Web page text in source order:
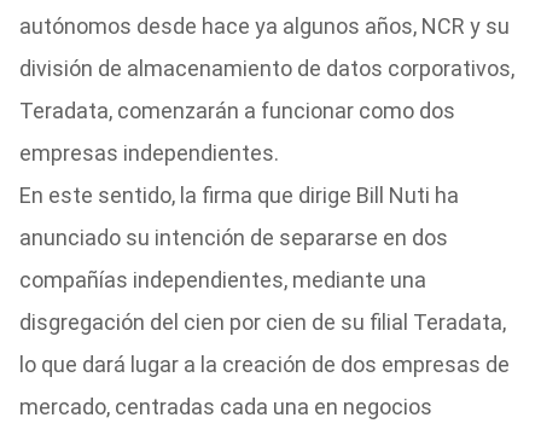
autónomos desde hace ya algunos años, NCR y su
división de almacenamiento de datos corporativos,
Teradata, comenzarán a funcionar como dos
empresas independientes.
En este sentido, la firma que dirige Bill Nuti ha
anunciado su intención de separarse en dos
compañías independientes, mediante una
disgregación del cien por cien de su filial Teradata,
lo que dará lugar a la creación de dos empresas de
mercado, centradas cada una en negocios